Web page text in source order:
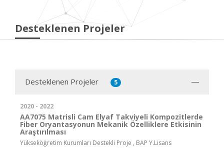
Desteklenen Projeler
Desteklenen Projeler 5
2020 - 2022
AA7075 Matrisli Cam Elyaf Takviyeli Kompozitlerde
Fiber Oryantasyonun Mekanik Özelliklere Etkisinin
Araştırılması
Yükseköğretim Kurumları Destekli Proje , BAP Y.Lisans